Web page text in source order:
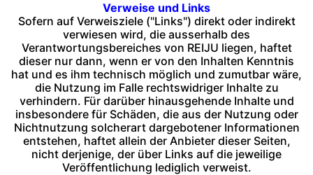
Verweise und Links
Sofern auf Verweisziele ("Links") direkt oder indirekt
verwiesen wird, die ausserhalb des
Verantwortungsbereiches von REIJU liegen, haftet
dieser nur dann, wenn er von den Inhalten Kenntnis
hat und es ihm technisch möglich und zumutbar wäre,
die Nutzung im Falle rechtswidriger Inhalte zu
verhindern. Für darüber hinausgehende Inhalte und
insbesondere für Schäden, die aus der Nutzung oder
Nichtnutzung solcherart dargebotener Informationen
entstehen, haftet allein der Anbieter dieser Seiten,
nicht derjenige, der über Links auf die jeweilige
Veröffentlichung lediglich verweist.